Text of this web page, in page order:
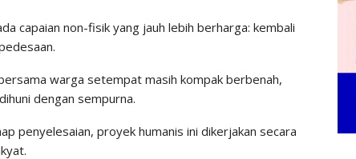
capaian non-fisik yang jauh lebih berharga: kembali
warga setempat masih kompak berbenah,
dengan sempurna.
penyelesaian, proyek humanis ini dikerjakan secara